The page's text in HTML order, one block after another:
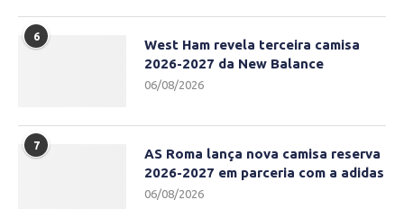
6
West Ham revela terceira camisa
2026-2027 da New Balance
06/08/2026
7
AS Roma lança nova camisa reserva
2026-2027 em parceria com a adidas
06/08/2026